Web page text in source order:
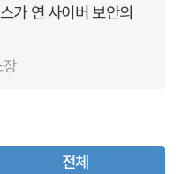
가 연 사이버 보안의
장
전체